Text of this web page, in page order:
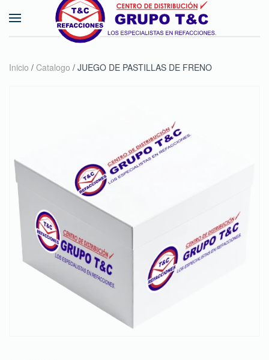
Skip to main content
Inicio / Catalogo / JUEGO DE PASTILLAS DE FRENO